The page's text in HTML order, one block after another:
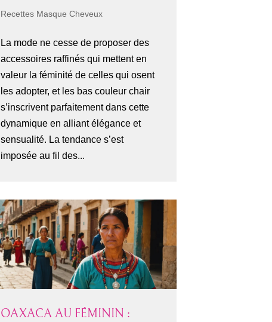
Recettes Masque Cheveux
La mode ne cesse de proposer des
accessoires raffinés qui mettent en
valeur la féminité de celles qui osent
les adopter, et les bas couleur chair
s’inscrivent parfaitement dans cette
dynamique en alliant élégance et
sensualité. La tendance s’est
imposée au fil des...
OAXACA AU FÉMININ :